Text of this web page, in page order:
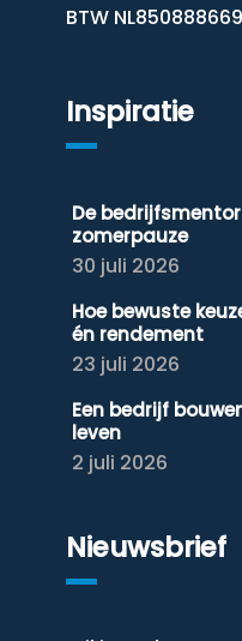
BTW
Inspiratie
De
zomerpauze
30 juli 2026
Hoe bewuste
én rendement
23 juli 2026
Een bedrijf
leven
2 juli 2026
Nieuwsbrief